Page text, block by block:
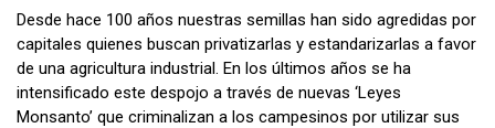
Desde hace 100 años nuestras semillas han sido agredidas por
capitales quienes buscan privatizarlas y estandarizarlas a favor
de una agricultura industrial. En los últimos años se ha
intensificado este despojo a través de nuevas ‘Leyes
Monsanto’ que criminalizan a los campesinos por utilizar sus